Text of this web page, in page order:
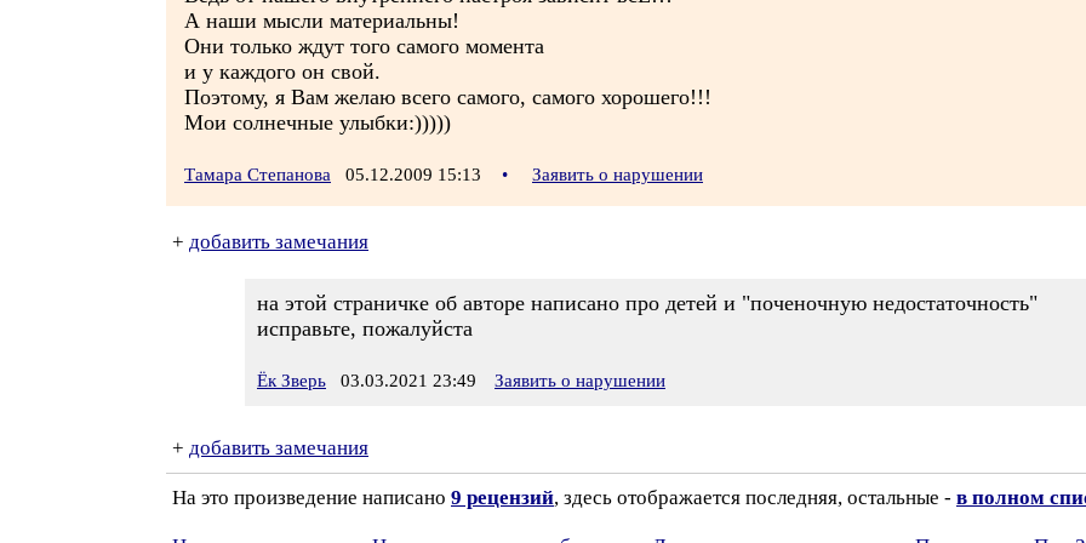
А наши мысли материальны!
Они только ждут того самого момента
и у каждого он свой.
Поэтому, я Вам желаю всего самого, самого хорошего!!!
Мои солнечные улыбки:)))))
Тамара Степанова 05.12.2009 15:13 • Заявить о нарушении
+ добавить замечания
на этой страничке об авторе написано про детей и "поченочную недостаточность"
исправьте, пожалуйста
Ёк Зверь 03.03.2021 23:49 Заявить о нарушении
+ добавить замечания
На это произведение написано 9 рецензий, здесь отображается последняя, остальные - в полном